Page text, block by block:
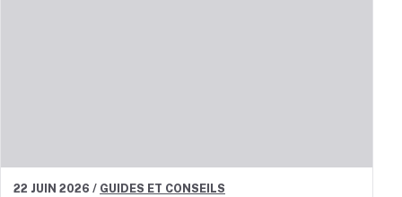
22 JUIN 2026 / GUIDES ET CONSEILS